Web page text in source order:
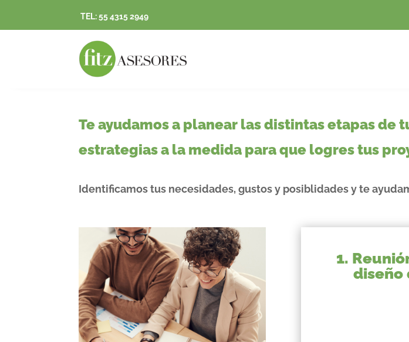
TEL: 55 4315 2949
Te ayudamos a planear las distintas etapas de
estrategias a la medida para que logres tus
Identificamos tus necesidades, gustos y posiblidades y te
1.
diseño